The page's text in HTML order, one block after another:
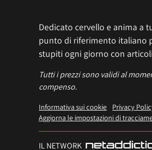
Dedicato cervello e anima a
punto di riferimento italiano
stupiti ogni giorno con
Tutti i prezzi sono validi al
compenso.
Informativa sui cookie Privacy
Aggiorna le impostazioni di
IL NETWORK